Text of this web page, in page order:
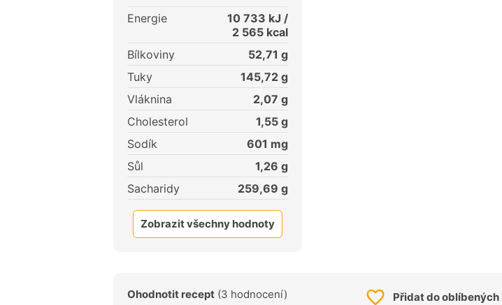
Energie 10 733 kJ /
2 565 kcal
Bílkoviny
52,71 g
Tuky
145,72 g
Vláknina
2,07 g
Cholesterol
1,55 g
Sodík
601 mg
Sůl
1,26 g
Sacharidy
259,69 g
Zobrazit všechny hodnoty
Ohodnotit recept (3 hodnocení) Přidat do oblíbených